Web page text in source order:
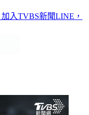
加入TVBS新聞LINE，